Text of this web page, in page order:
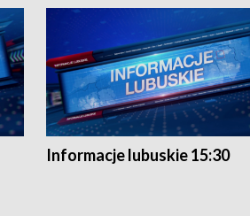
Informacje lubuskie 15:30